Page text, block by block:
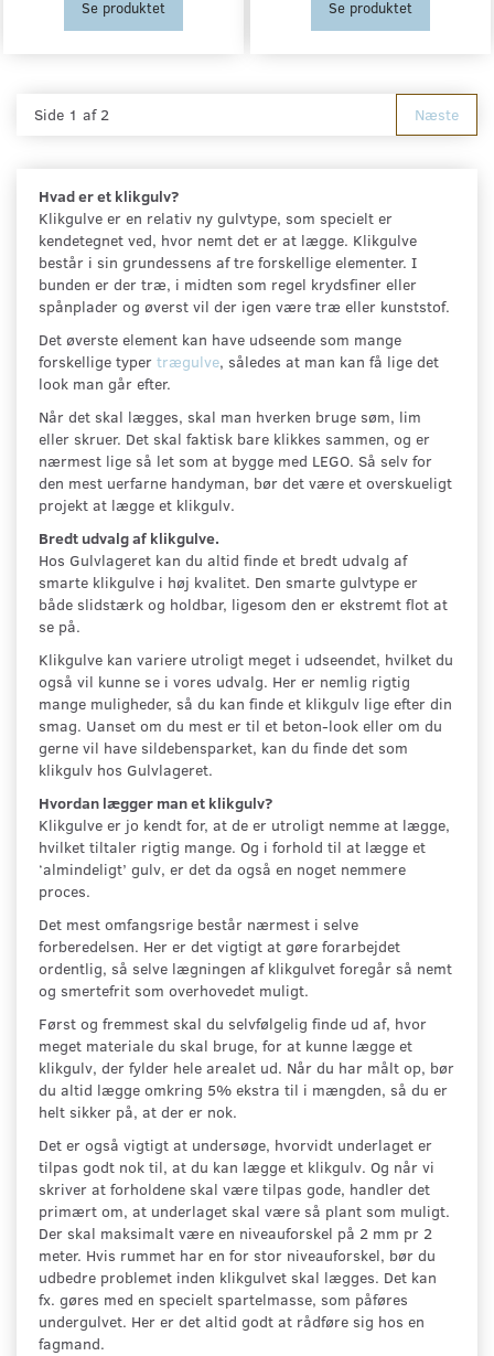
Se produktet Se produktet
Side 1 af 2 Næste
Hvad er et klikgulv?
Klikgulve er en relativ ny gulvtype, som specielt er
kendetegnet ved, hvor nemt det er at lægge. Klikgulve
består i sin grundessens af tre forskellige elementer. I
bunden er der træ, i midten som regel krydsfiner eller
spånplader og øverst vil der igen være træ eller kunststof.
Det øverste element kan have udseende som mange
forskellige typer trægulve, således at man kan få lige det
look man går efter.
Når det skal lægges, skal man hverken bruge søm, lim
eller skruer. Det skal faktisk bare klikkes sammen, og er
nærmest lige så let som at bygge med LEGO. Så selv for
den mest uerfarne handyman, bør det være et overskueligt
projekt at lægge et klikgulv.
Bredt udvalg af klikgulve.
Hos Gulvlageret kan du altid finde et bredt udvalg af
smarte klikgulve i høj kvalitet. Den smarte gulvtype er
både slidstærk og holdbar, ligesom den er ekstremt flot at
se på.
Klikgulve kan variere utroligt meget i udseendet, hvilket du
også vil kunne se i vores udvalg. Her er nemlig rigtig
mange muligheder, så du kan finde et klikgulv lige efter din
smag. Uanset om du mest er til et beton-look eller om du
gerne vil have sildebensparket, kan du finde det som
klikgulv hos Gulvlageret.
Hvordan lægger man et klikgulv?
Klikgulve er jo kendt for, at de er utroligt nemme at lægge,
hvilket tiltaler rigtig mange. Og i forhold til at lægge et
‘almindeligt’ gulv, er det da også en noget nemmere
proces.
Det mest omfangsrige består nærmest i selve
forberedelsen. Her er det vigtigt at gøre forarbejdet
ordentlig, så selve lægningen af klikgulvet foregår så nemt
og smertefrit som overhovedet muligt.
Først og fremmest skal du selvfølgelig finde ud af, hvor
meget materiale du skal bruge, for at kunne lægge et
klikgulv, der fylder hele arealet ud. Når du har målt op, bør
du altid lægge omkring 5% ekstra til i mængden, så du er
helt sikker på, at der er nok.
Det er også vigtigt at undersøge, hvorvidt underlaget er
tilpas godt nok til, at du kan lægge et klikgulv. Og når vi
skriver at forholdene skal være tilpas gode, handler det
primært om, at underlaget skal være så plant som muligt.
Der skal maksimalt være en niveauforskel på 2 mm pr 2
meter. Hvis rummet har en for stor niveauforskel, bør du
udbedre problemet inden klikgulvet skal lægges. Det kan
fx. gøres med en specielt spartelmasse, som påføres
undergulvet. Her er det altid godt at rådføre sig hos en
fagmand.